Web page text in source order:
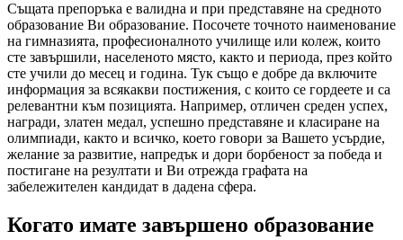
Същата препоръка е валидна и при представяне на средното
образование Ви образование. Посочете точното наименование
на гимназията, професионалното училище или колеж, които
сте завършили, населеното място, както и периода, през който
сте учили до месец и година. Тук също е добре да включите
информация за всякакви постижения, с които се гордеете и са
релевантни към позицията. Например, отличен среден успех,
награди, златен медал, успешно представяне и класиране на
олимпиади, както и всичко, което говори за Вашето усърдие,
желание за развитие, напредък и дори борбеност за победа и
постигане на резултати и Ви отрежда графата на
забележителен кандидат в дадена сфера.
Когато имате завършено образование